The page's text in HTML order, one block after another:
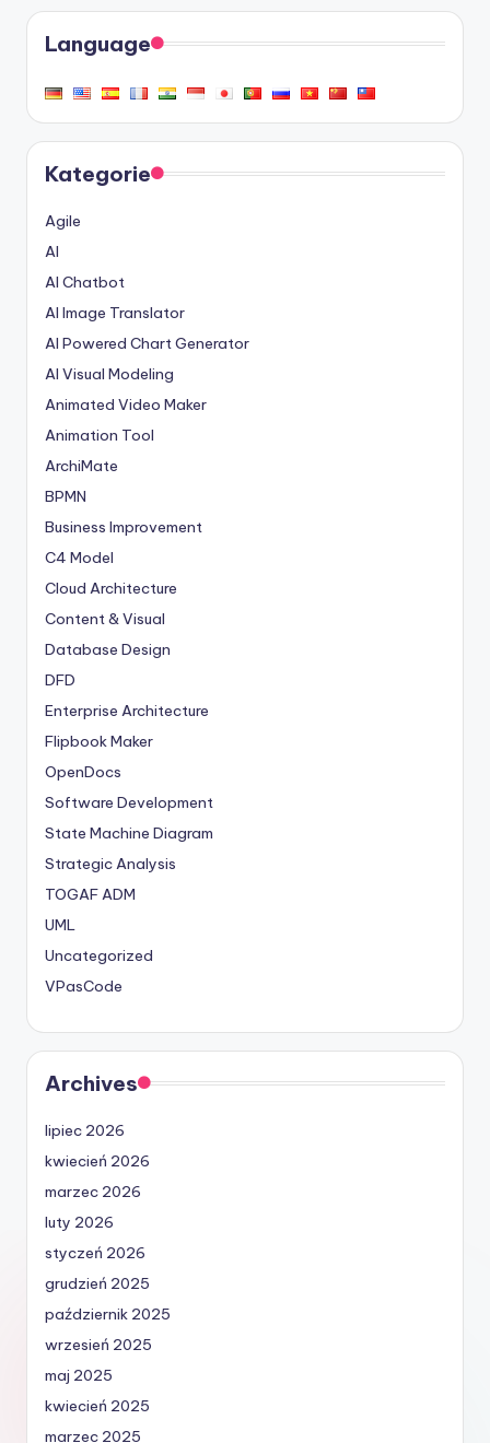
Language
Kategorie
Agile
AI
AI Chatbot
AI Image Translator
AI Powered Chart Generator
AI Visual Modeling
Animated Video Maker
Animation Tool
ArchiMate
BPMN
Business Improvement
C4 Model
Cloud Architecture
Content & Visual
Database Design
DFD
Enterprise Architecture
Flipbook Maker
OpenDocs
Software Development
State Machine Diagram
Strategic Analysis
TOGAF ADM
UML
Uncategorized
VPasCode
Archives
lipiec 2026
kwiecień 2026
marzec 2026
luty 2026
styczeń 2026
grudzień 2025
październik 2025
wrzesień 2025
maj 2025
kwiecień 2025
marzec 2025